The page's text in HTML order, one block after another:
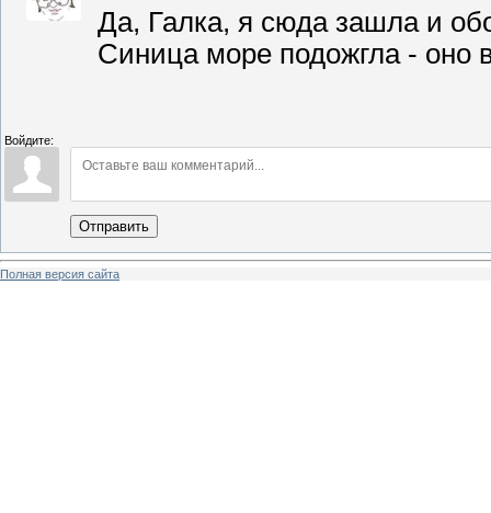
Да, Галка, я сюда зашла и
Синица море подожгла - оно
Войдите:
Отправить
Полная версия сайта